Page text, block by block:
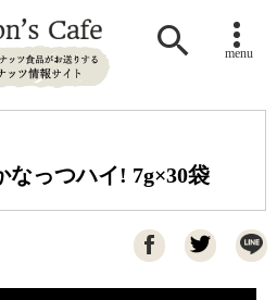
menu

なっつハイ! 7g×30袋
